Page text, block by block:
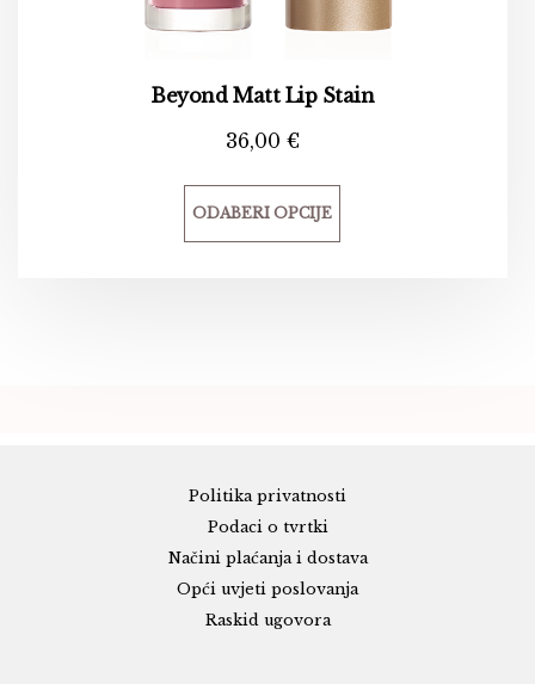
Beyond Matt Lip Stain
36,00 €
ODABERI OPCIJE
Politika privatnosti
Podaci o tvrtki
Načini plaćanja i dostava
Opći uvjeti poslovanja
Raskid ugovora